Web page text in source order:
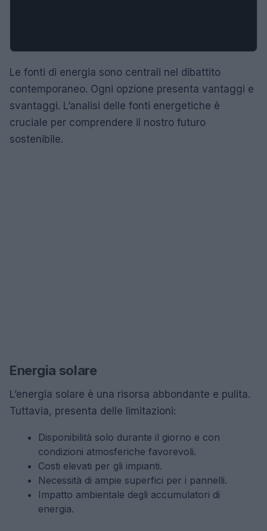
Le fonti di energia sono centrali nel dibattito
contemporaneo. Ogni opzione presenta vantaggi e
svantaggi. L’analisi delle fonti energetiche è
cruciale per comprendere il nostro futuro
sostenibile.
Energia solare
L’energia solare è una risorsa abbondante e pulita.
Tuttavia, presenta delle limitazioni:
Disponibilità solo durante il giorno e con
condizioni atmosferiche favorevoli.
Costi elevati per gli impianti.
Necessità di ampie superfici per i pannelli.
Impatto ambientale degli accumulatori di
energia.